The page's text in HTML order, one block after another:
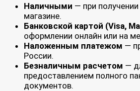
Наличными — при
магазине.
Банковской картой (Visa,
оформлении онлайн или на
Наложенным платежом —
России.
Безналичным расчетом —
предоставлением полного
документов.